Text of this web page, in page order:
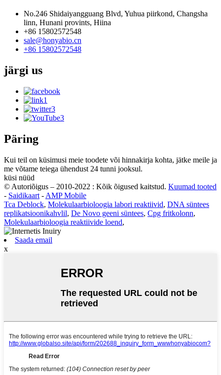
No.246 Shidaiyangguang Blvd, Yuhua piirkond, Changsha
linn, Hunani provints, Hiina
+86 15802572548
sale@honyabio.cn
+86 15802572548
järgi us
Päring
Kui teil on küsimusi meie toodete või hinnakirja kohta, jätke meile ja
me võtame teiega ühendust 24 tunni jooksul.
küsi nüüd
© Autoriõigus – 2010-2022 : Kõik õigused kaitstud. Kuumad tooted
- Saidikaart - AMP Mobile
Tca Deblock, Molekulaarbioloogia labori reaktiivid, DNA süntees
replikatsioonikahvlil, De Novo geeni süntees, Cpg fritkolonn,
Molekulaarbioloogia reaktiivide loend,
Saada email
x